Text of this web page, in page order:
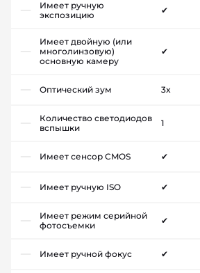
Имеет ручную
экспозицию
✔
Имеет двойную (или
многолинзовую)
основную камеру
✔
Оптический зум 3x
Количество светодиодов
вспышки
1
Имеет сенсор CMOS ✔
Имеет ручную ISO ✔
Имеет режим серийной
фотосъемки
✔
Имеет ручной фокус ✔